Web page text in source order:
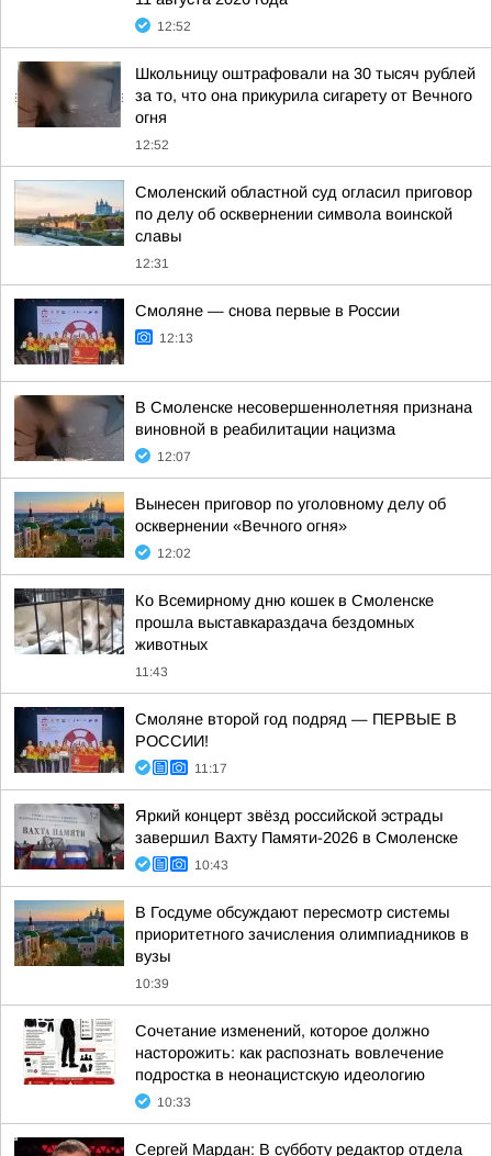
12:52
Школьницу оштрафовали на 30 тысяч рублей
за то, что она прикурила сигарету от Вечного
огня
12:52
Смоленский областной суд огласил приговор
по делу об осквернении символа воинской
славы
12:31
Смоляне — снова первые в России
12:13
В Смоленске несовершеннолетняя признана
виновной в реабилитации нацизма
12:07
Вынесен приговор по уголовному делу об
осквернении «Вечного огня»
12:02
Ко Всемирному дню кошек в Смоленске
прошла выставкараздача бездомных
животных
11:43
Смоляне второй год подряд — ПЕРВЫЕ В
РОССИИ!
11:17
Яркий концерт звёзд российской эстрады
завершил Вахту Памяти-2026 в Смоленске
10:43
В Госдуме обсуждают пересмотр системы
приоритетного зачисления олимпиадников в
вузы
10:39
Сочетание изменений, которое должно
насторожить: как распознать вовлечение
подростка в неонацистскую идеологию
10:33
Сергей Мардан: В субботу редактор отдела